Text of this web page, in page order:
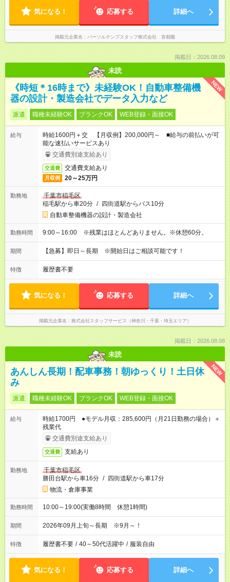
気になる！ 応募する 詳細へ
掲載元企業名 パーソルテンプスタッフ株式会社 首都圏
掲載日：2026.08.09
未読
NEW
《時短＊16時まで》未経験OK！自動車整備機
器の設計・製造会社でデータ入力など
派遣 職種未経験OK ブランクOK WEB登録・面接OK
給与
時給1600円＋交 【月収例】200,000円～ ■給与の前払いが可
能な速払いサービスあり
交通費別途支給あり
交通費 交通費支給あり
月収例 20～25万円
勤務地
千葉市稲毛区
稲毛駅から車20分 / 四街道駅からバス10分
自動車整備機器の設計・製造会社
勤務時間 9:00～16:00 ※残業はほとんどありません。※休憩60分。
期間 【急募】即日～長期 ※開始日はご相談可能です！
特徴 履歴書不要
気になる！ 応募する 詳細へ
掲載元企業名 株式会社スタッフサービス（神奈川・千葉・埼玉エリア）
掲載日：2026.08.08
未読
NEW
あんしん長期！配車事務！朝ゆっくり！土日休
み
派遣 職種未経験OK ブランクOK WEB登録・面接OK
給与
時給1700円 ●モデル月収：285,600円（月21日勤務の場合）＋
残業代
交通費別途支給あり
交通費 支給あり
勤務地
千葉市稲毛区
勝田台駅から車16分 / 四街道駅から車17分
物流・倉庫事業
勤務時間 10:00～19:00(実働8時間 休憩1時間)
期間 2026年09月上旬～長期 ※9月～！
特徴 履歴書不要 / 40～50代活躍中 / 服装自由
気になる！ 応募する 詳細へ